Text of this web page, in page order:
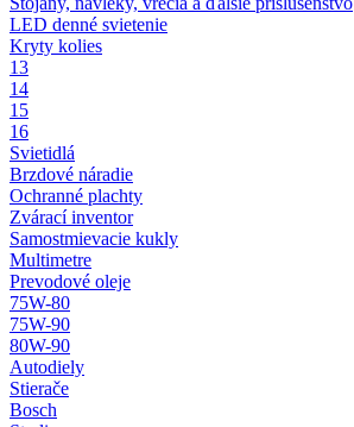
LED denné svietenie
Kryty kolies
13
14
15
16
Svietidlá
Brzdové náradie
Ochranné plachty
Zvárací inventor
Samostmievacie kukly
Multimetre
Prevodové oleje
75W-80
75W-90
80W-90
Autodiely
Stierače
Bosch